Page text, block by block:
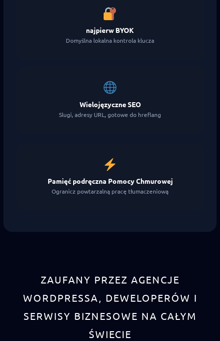
najpierw BYOK
Domyślna lokalna kontrola klucza
Wielojęzyczne SEO
Slugi, adresy URL, gotowe do hreflang
Pamięć podręczna Pomocy Chmurowej
Ogranicz powtarzalną pracę tłumaczeniową
ZAUFANY PRZEZ AGENCJE
WORDPRESSA, DEWELOPERÓW I
SERWISY BIZNESOWE NA CAŁYM
ŚWIECIE